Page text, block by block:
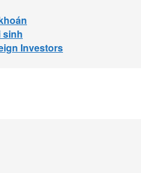
sinh
Investors